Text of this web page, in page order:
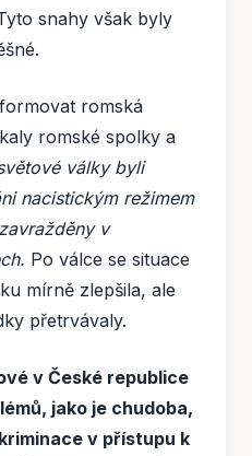
snahy však byly
romská
romské spolky a
války byli
nacistickým režimem
v
Po válce se situace
mírně zlepšila, ale
přetrvávaly.
v České republice
jako je chudoba,
v přístupu k